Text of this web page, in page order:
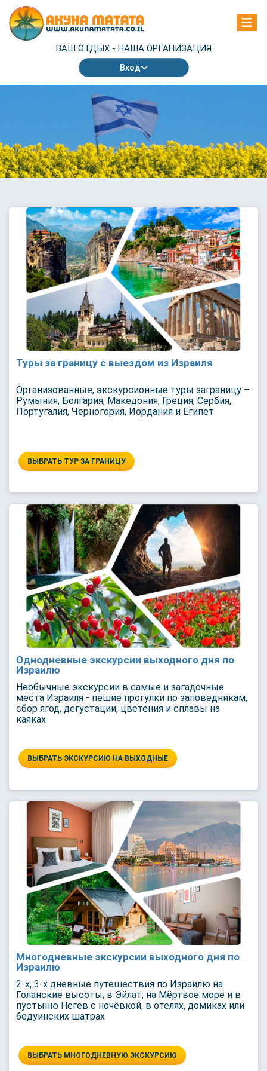
ВАШ ОТДЫХ - НАША ОРГАНИЗАЦИЯ
Вход
Туры за границу с выездом из Израиля
Организованные, экскурсионные туры заграницу –
Румыния, Болгария, Македония, Греция, Сербия,
Португалия, Черногория, Иордания и Египет
ВЫБРАТЬ ТУР ЗА ГРАНИЦУ
Однодневные экскурсии выходного дня по
Израилю
Необычные экскурсии в самые и загадочные
места Израиля - пешие прогулки по заповедникам,
сбор ягод, дегустации, цветения и сплавы на
каяках
ВЫБРАТЬ ЭКСКУРСИЮ НА ВЫХОДНЫЕ
Многодневные экскурсии выходного дня по
Израилю
2-х, 3-х дневные путешествия по Израилю на
Голанские высоты, в Эйлат, на Мёртвое море и в
пустыню Негев с ночёвкой, в отелях, домиках или
бедуинских шатрах
ВЫБРАТЬ МНОГОДНЕВНУЮ ЭКСКУРСИЮ